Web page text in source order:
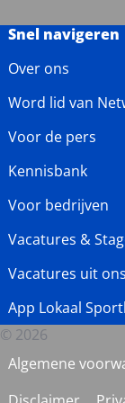
Snel navigeren
Over ons
Word lid van
Voor de pers
Kennisbank
Voor bedrijven
Vacatures &
Vacatures uit
App Lokaal
© 2026
Algemene